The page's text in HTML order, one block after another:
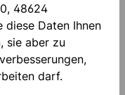
NEU
48624
diese Daten Ihnen
sie aber zu
darf.